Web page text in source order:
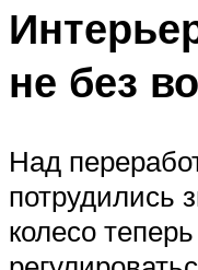
не без
Над
потрудились
колесо